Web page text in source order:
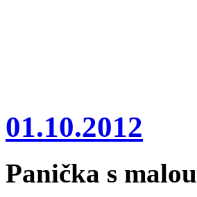
01.10.2012
Panička s malou